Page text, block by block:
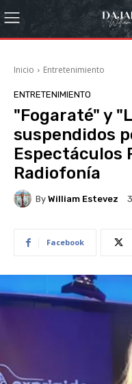
Inicio Entretenimiento
ENTRETENIMIENTO
"Fogaraté" y
suspendidos
Espectáculos
Radiofonía
By William Estevez
Facebook